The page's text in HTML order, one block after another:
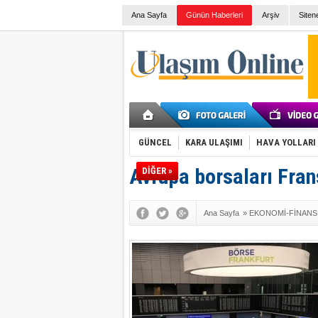
Ana Sayfa Günün Haberleri Arşiv
GÜNCEL KARA ULAŞIMI HAVA YOLLARI
DİĞER »
Avrupa borsaları
Ana Sayfa » EKONOMİ-FİNANS